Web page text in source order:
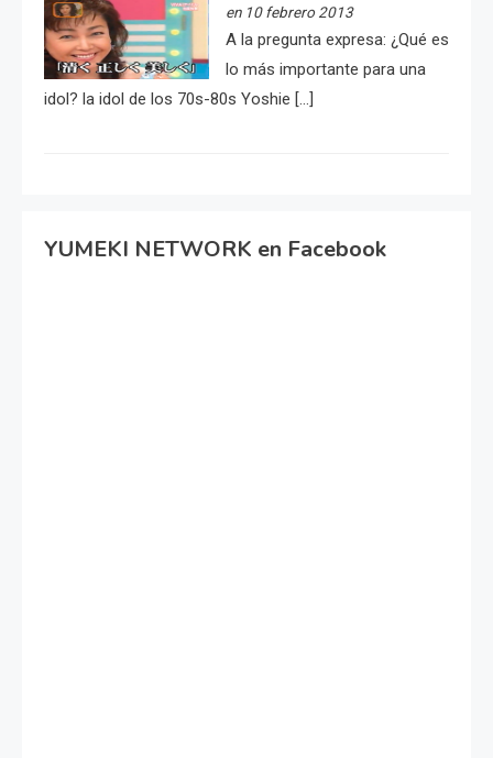
en 10 febrero 2013
A la pregunta expresa: ¿Qué es
lo más importante para una
idol? la idol de los 70s-80s Yoshie […]
YUMEKI NETWORK en Facebook